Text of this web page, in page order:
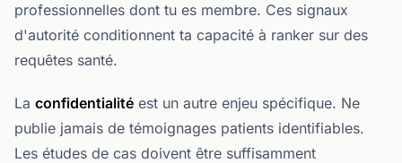
professionnelles dont tu es membre. Ces signaux
d'autorité conditionnent ta capacité à ranker sur des
requêtes santé.
La confidentialité est un autre enjeu spécifique. Ne
publie jamais de témoignages patients identifiables.
Les études de cas doivent être suffisamment